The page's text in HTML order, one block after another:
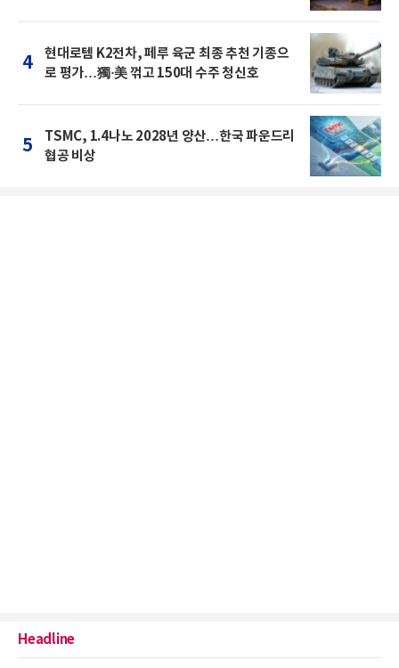
4
현대로템 K2전차, 페루 육군 최종 추천 기종으
로 평가…獨·美 꺾고 150대 수주 청신호
5
TSMC, 1.4나노 2028년 양산…한국 파운드리
협공 비상
Headline